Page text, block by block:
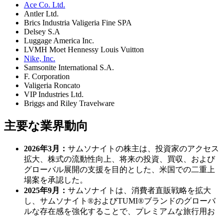
Ace Co. Ltd.
Antler Ltd.
Brics Industria Valigeria Fine SPA
Delsey S.A
Luggage America Inc.
LVMH Moet Hennessy Louis Vuitton
Nike, Inc.
Samsonite International S.A.
F. Corporation
Valigeria Roncato
VIP Industries Ltd.
Briggs and Riley Travelware
主要な業界動向
2026年3月： サムソナイトの株主は、投資家のアクセス
拡大、株式の流動性向上、将来の投資、買収、および
グローバル展開の支援を目的とした、米国での二重上
場案を承認した。
2025年9月： サムソナイトは、消費者直販戦略を拡大
し、サムソナイト®およびTUMI®ブランドのグローバ
ルな存在感を強化することで、プレミアムな旅行用お